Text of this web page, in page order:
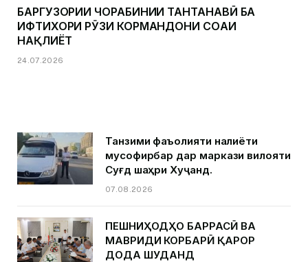
БАРГУЗОРИИ ЧОРАБИНИИ ТАНТАНАВӢ БА
ИФТИХОРИ РӮЗИ КОРМАНДОНИ СОҲАИ
НАҚЛИЁТ
24.07.2026
Танзими фаъолияти нақлиёти
мусофирбар дар маркази вилояти
Суғд шаҳри Хуҷанд.
07.08.2026
ПЕШНИҲОДҲО БАРРАСӢ ВА
МАВРИДИ КОРБАРӢ ҚАРОР
ДОДА ШУДАНД